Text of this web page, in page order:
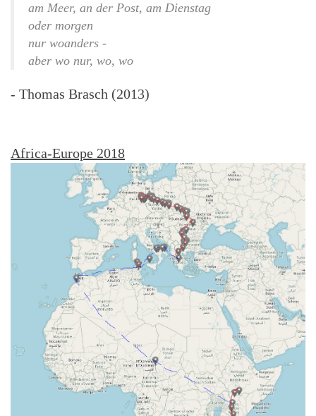
am Meer, an der Post, am Dienstag
oder morgen
nur woanders -
aber wo nur, wo, wo
- Thomas Brasch (2013)
Africa-Europe 2018